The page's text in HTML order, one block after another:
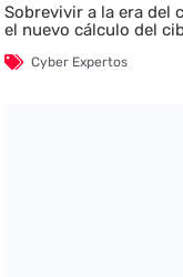
Sobrevivir a la era del
el nuevo cálculo del
Cyber Expertos